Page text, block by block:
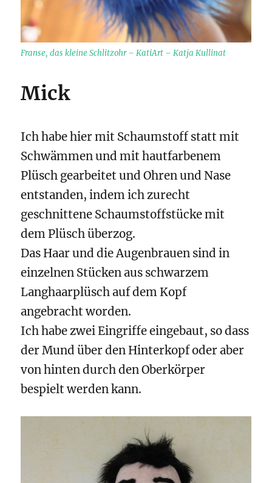
Franse, das kleine Schlitzohr – KatiArt – Katja Kullinat
Mick
Ich habe hier mit Schaumstoff statt mit
Schwämmen und mit hautfarbenem
Plüsch gearbeitet und Ohren und Nase
entstanden, indem ich zurecht
geschnittene Schaumstoffstücke mit
dem Plüsch überzog.
Das Haar und die Augenbrauen sind in
einzelnen Stücken aus schwarzem
Langhaarplüsch auf dem Kopf
angebracht worden.
Ich habe zwei Eingriffe eingebaut, so dass
der Mund über den Hinterkopf oder aber
von hinten durch den Oberkörper
bespielt werden kann.